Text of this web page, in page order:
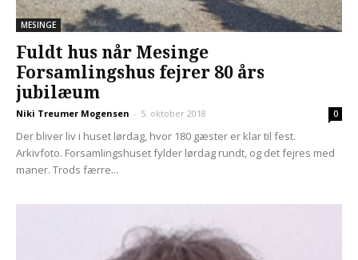
MESINGE
Fuldt hus når Mesinge
Forsamlingshus fejrer 80 års
jubilæum
Niki Treumer Mogensen - 5. oktober 2018 0
Der bliver liv i huset lørdag, hvor 180 gæster er klar til fest.
Arkivfoto. Forsamlingshuset fylder lørdag rundt, og det fejres med
maner. Trods færre...